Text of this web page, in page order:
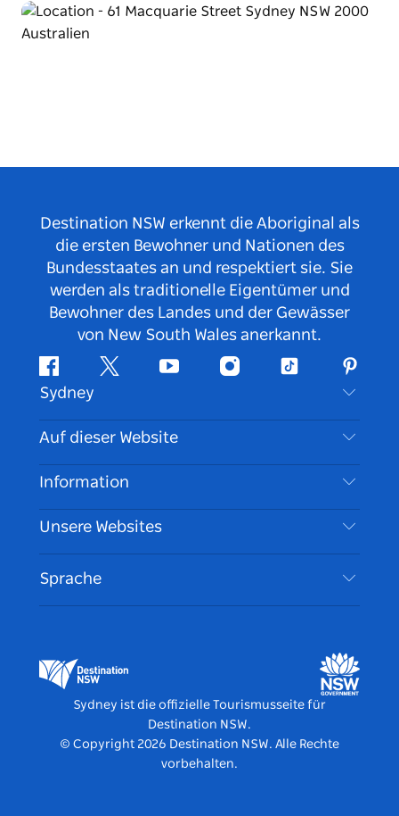
Destination NSW erkennt die Aboriginal als
die ersten Bewohner und Nationen des
Bundesstaates an und respektiert sie. Sie
werden als traditionelle Eigentümer und
Bewohner des Landes und der Gewässer
von New South Wales anerkannt.
FacebookTwitter YouTubeInstagramTikTok
Sydney
Kontaktieren Sie uns
Haftungsausschluss
Cookie Notice
Auf dieser Website
Reiseziele
Aktivitäten
Veranstaltungen
Unterkunft
Information
Reiseinformationen
Barrierefreies Sydney
Tragen Sie Ihr Unternehmen ein
Unsere Websites
Destination NSW Medienzentrum
Vivid Sydney
Sprache
Sydney ist die offizielle Tourismusseite für
Destination NSW.
© Copyright 2026 Destination NSW. Alle Rechte
vorbehalten.